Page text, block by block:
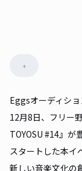
+
Eggsオーディシ
12月8日、フリー
TOYOSU #14』が
スタートした本イ
新しい音楽文化の